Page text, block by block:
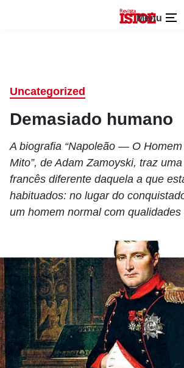
Menu
Uncategorized
Demasiado humano
A biografia “Napoleão — O
Mito”, de Adam Zamoyski, traz
francês diferente daquela a que
habituados: no lugar do
um homem normal com